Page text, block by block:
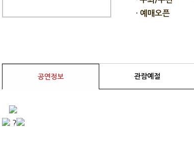
· 예매오픈
공연정보 관람예절
?